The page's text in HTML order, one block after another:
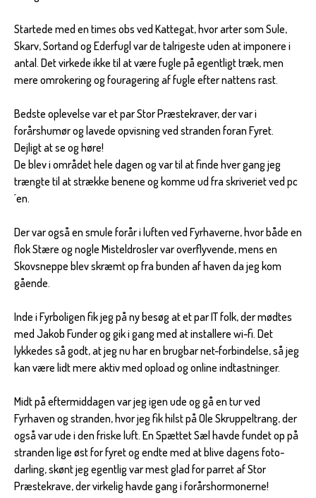
Startede med en times obs ved Kattegat, hvor arter som Sule,
Skarv, Sortand og Ederfugl var de talrigeste uden at imponere i
antal. Det virkede ikke til at være fugle på egentligt træk, men
mere omrokering og fouragering af fugle efter nattens rast.
Bedste oplevelse var et par Stor Præstekraver, der var i
forårshumør og lavede opvisning ved stranden foran Fyret.
Dejligt at se og høre!
De blev i området hele dagen og var til at finde hver gang jeg
trængte til at strække benene og komme ud fra skriveriet ved pc
´en.
Der var også en smule forår i luften ved Fyrhaverne, hvor både en
flok Stære og nogle Misteldrosler var overflyvende, mens en
Skovsneppe blev skræmt op fra bunden af haven da jeg kom
gående.
Inde i Fyrboligen fik jeg på ny besøg at et par IT folk, der mødtes
med Jakob Funder og gik i gang med at installere wi-fi. Det
lykkedes så godt, at jeg nu har en brugbar net-forbindelse, så jeg
kan være lidt mere aktiv med opload og online indtastninger.
Midt på eftermiddagen var jeg igen ude og gå en tur ved
Fyrhaven og stranden, hvor jeg fik hilst på Ole Skruppeltrang, der
også var ude i den friske luft. En Spættet Sæl havde fundet op på
stranden lige øst for fyret og endte med at blive dagens foto-
darling, skønt jeg egentlig var mest glad for parret af Stor
Præstekrave, der virkelig havde gang i forårshormonerne!